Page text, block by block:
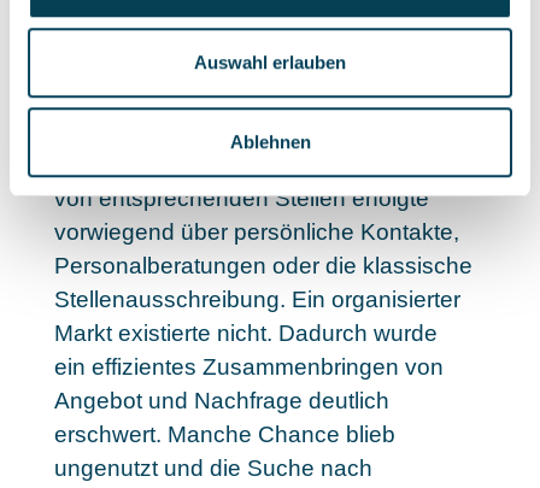
Auswahl erlauben
Ablehnen
interim-x.com - Online-Marktplatz für Interim-
So gewinnbringend Interim-Jobs sind:
Bisher war das Angebot dafür nicht
von entsprechenden Stellen erfolgte
vorwiegend über persönliche Kontakte,
Personalberatungen oder die klassische
Stellenausschreibung. Ein organisierter
Markt existierte nicht. Dadurch wurde
ein effizientes Zusammenbringen von
Angebot und Nachfrage deutlich
erschwert. Manche Chance blieb
ungenutzt und die Suche nach